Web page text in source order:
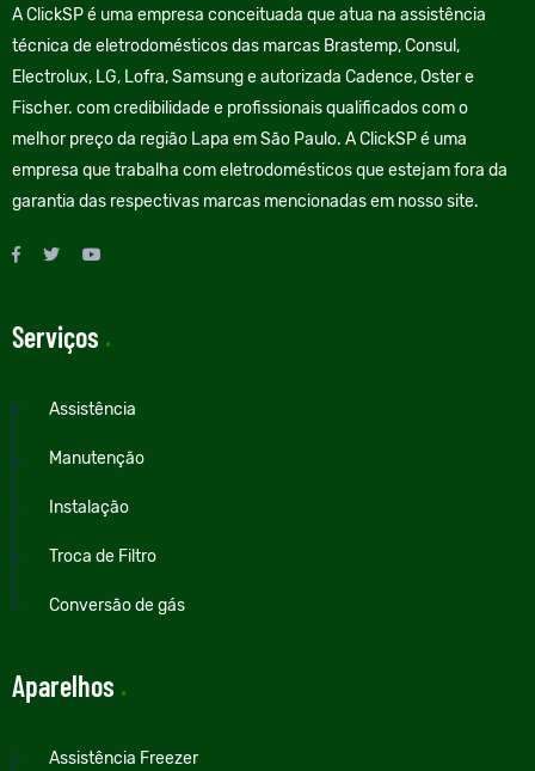
A ClickSP é uma empresa conceituada que atua na assistência
técnica de eletrodomésticos das marcas Brastemp, Consul,
Electrolux, LG, Lofra, Samsung e autorizada Cadence, Oster e
Fischer. com credibilidade e profissionais qualificados com o
melhor preço da região Lapa em São Paulo. A ClickSP é uma
empresa que trabalha com eletrodomésticos que estejam fora da
garantia das respectivas marcas mencionadas em nosso site.
Serviços .
Assistência
Manutenção
Instalação
Troca de Filtro
Conversão de gás
Aparelhos .
Assistência Freezer